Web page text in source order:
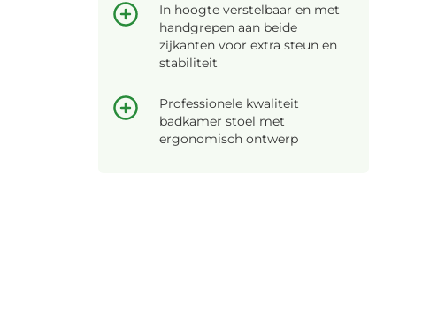
In hoogte verstelbaar en met
handgrepen aan beide
zijkanten voor extra steun en
stabiliteit
Professionele kwaliteit
badkamer stoel met
ergonomisch ontwerp